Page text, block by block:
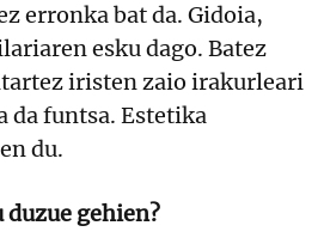
erronka bat da. Gidoia,
esku dago. Batez
iristen zaio irakurleari
da funtsa. Estetika
du.
gehien?